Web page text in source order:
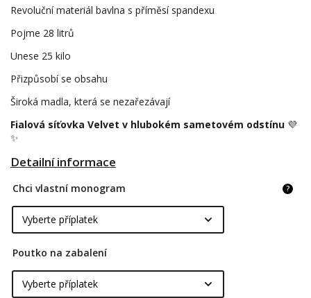
Revoluční materiál bavlna s příměsí spandexu
Pojme 28 litrů
Unese 25 kilo
Přizpůsobí se obsahu
Široká madla, která se nezařezávají
Fialová síťovka Velvet v hlubokém sametovém odstínu 💜
✨
Detailní informace
Chci vlastní monogram ?
Poutko na zabalení